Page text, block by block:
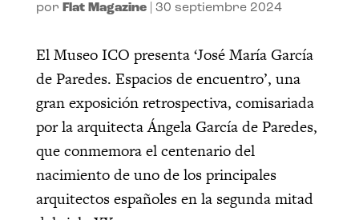
por Flat Magazine| 30 septiembre 2024
El Museo ICO presenta ‘José María García
de Paredes. Espacios de encuentro’, una
gran exposición retrospectiva, comisariada
por la arquitecta Ángela García de Paredes,
que conmemora el centenario del
nacimiento de uno de los principales
arquitectos españoles en la segunda mitad